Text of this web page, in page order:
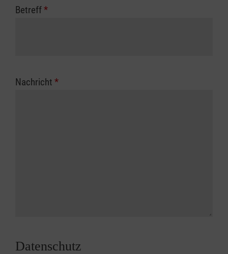
Betreff*
Nachricht *
Datenschutz